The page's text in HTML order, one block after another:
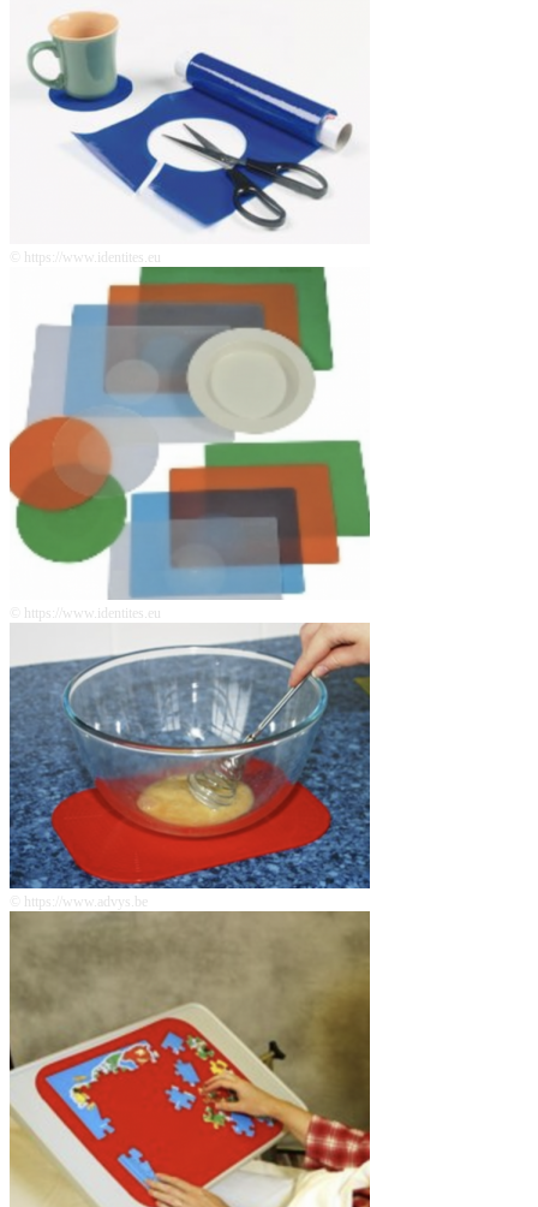
© https://www.identites.eu
© https://www.identites.eu
© https://www.advys.be